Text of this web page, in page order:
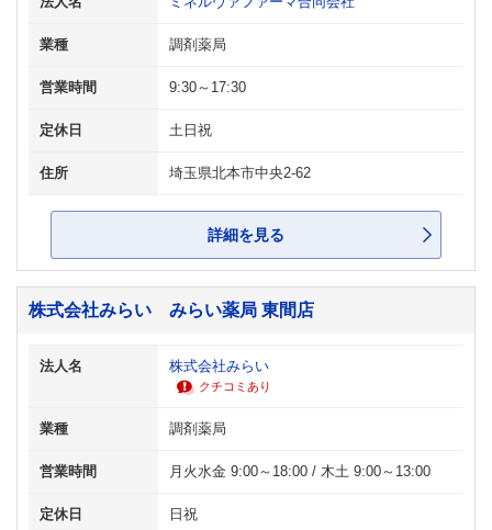
業種 調剤薬局
営業時間 9:30～17:30
定休日 土日祝
住所 埼玉県北本市中央2-62
詳細を見る
株式会社みらい みらい薬局 東間店
法人名 株式会社みらい
クチコミあり
業種 調剤薬局
営業時間 月火水金 9:00～18:00 / 木土 9:00～13:00
定休日 日祝